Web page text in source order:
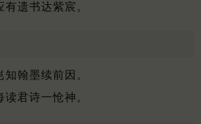
遗书达紫宸。
翰墨续前因。
君诗一怆神。